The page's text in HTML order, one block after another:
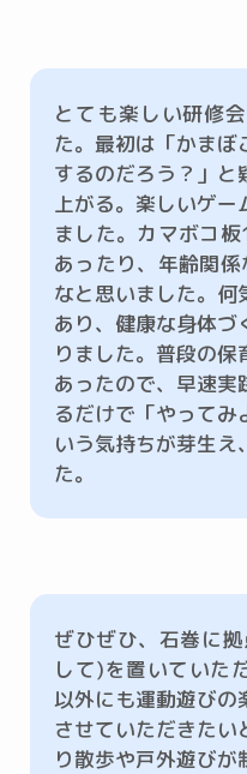
とても楽しい研修
た。最初は「かまぼ
するのだろう？」と
上がる。楽しいゲー
ました。カマボコ
あったり、年齢関
なと思いました。何
あり、健康な身体づ
りました。普段の
あったので、早速実
るだけで「やってみ
いう気持ちが芽生
た。
ぜひぜひ、石巻に
して)を置いていた
以外にも運動遊びの
させていただきたい
り散歩や戸外遊び